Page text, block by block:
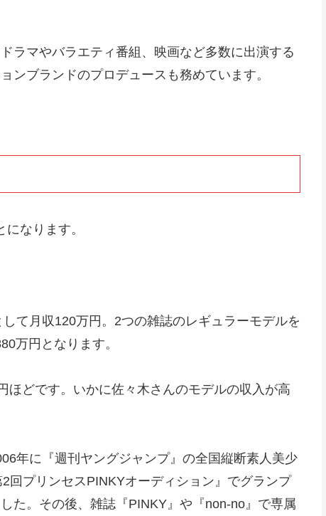
ラマやバラエティ番組、映画など多数に出演する
ンブランドのプロデュースも務めています。
なります。
て月収120万円。2つの雑誌のレギュラーモデルを
万円となります。
ほどです。いかに佐々木さんのモデルの収入が高
年に『週刊ヤングジャンプ』の全国縦断素人美少
回プリンセスPINKYオーディション』でグランプ
た。その後、雑誌『PINKY』や『non-no』で専属